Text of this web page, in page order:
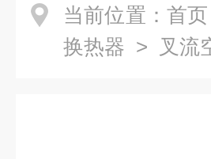
当前位置： 首页
换热器 > 叉流